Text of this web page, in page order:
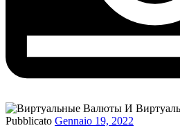
Pubblicato Gennaio 19, 2022